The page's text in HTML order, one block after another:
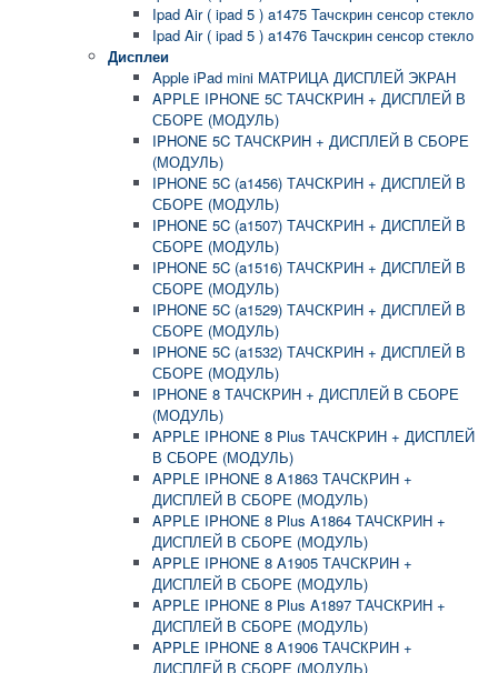
Ipad Air ( ipad 5 ) a1475 Тачскрин сенсор стекло
Ipad Air ( ipad 5 ) a1476 Тачскрин сенсор стекло
Дисплеи
Apple iPad mini МАТРИЦА ДИСПЛЕЙ ЭКРАН
APPLE IPHONE 5С ТАЧСКРИН + ДИСПЛЕЙ В
СБОРЕ (МОДУЛЬ)
IPHONE 5C ТАЧСКРИН + ДИСПЛЕЙ В СБОРЕ
(МОДУЛЬ)
IPHONE 5C (a1456) ТАЧСКРИН + ДИСПЛЕЙ В
СБОРЕ (МОДУЛЬ)
IPHONE 5C (a1507) ТАЧСКРИН + ДИСПЛЕЙ В
СБОРЕ (МОДУЛЬ)
IPHONE 5C (a1516) ТАЧСКРИН + ДИСПЛЕЙ В
СБОРЕ (МОДУЛЬ)
IPHONE 5C (a1529) ТАЧСКРИН + ДИСПЛЕЙ В
СБОРЕ (МОДУЛЬ)
IPHONE 5C (a1532) ТАЧСКРИН + ДИСПЛЕЙ В
СБОРЕ (МОДУЛЬ)
IPHONE 8 ТАЧСКРИН + ДИСПЛЕЙ В СБОРЕ
(МОДУЛЬ)
APPLE IPHONE 8 Plus ТАЧСКРИН + ДИСПЛЕЙ
В СБОРЕ (МОДУЛЬ)
APPLE IPHONE 8 A1863 ТАЧСКРИН +
ДИСПЛЕЙ В СБОРЕ (МОДУЛЬ)
APPLE IPHONE 8 Plus A1864 ТАЧСКРИН +
ДИСПЛЕЙ В СБОРЕ (МОДУЛЬ)
APPLE IPHONE 8 A1905 ТАЧСКРИН +
ДИСПЛЕЙ В СБОРЕ (МОДУЛЬ)
APPLE IPHONE 8 Plus A1897 ТАЧСКРИН +
ДИСПЛЕЙ В СБОРЕ (МОДУЛЬ)
APPLE IPHONE 8 A1906 ТАЧСКРИН +
ДИСПЛЕЙ В СБОРЕ (МОДУЛЬ)